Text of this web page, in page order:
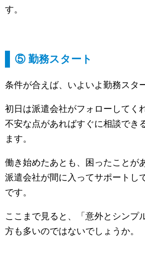
す。
⑤ 勤務スタート
条件が合えば、いよいよ勤務スタ
初日は派遣会社がフォローしてく
不安な点があればすぐに相談でき
ます。
働き始めたあとも、困ったことが
派遣会社が間に入ってサポートし
です。
ここまで見ると、「意外とシンプ
方も多いのではないでしょうか。